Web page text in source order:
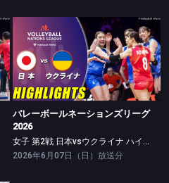
バレーボールネーションズリーグ2026
女子 第2戦 日本vsウクライナ ハイライト
バレーボールネーションズリーグ
2026
女子 第2戦 日本vsウクライナ ハイライト
2026年6月07日（日）放送分